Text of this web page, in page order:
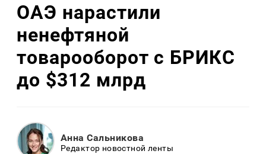
ОАЭ нарастили
ненефтяной
товарооборот с БРИКС
до $312 млрд
Анна Сальникова
Редактор новостной ленты